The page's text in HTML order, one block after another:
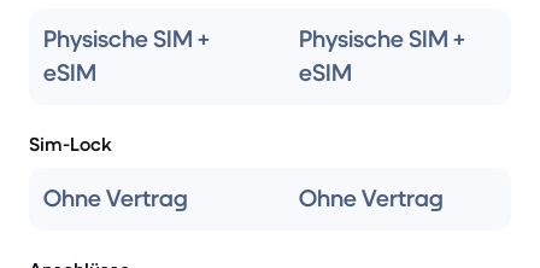
Physische SIM +
eSIM
Physische SIM +
eSIM
Sim-Lock
Ohne Vertrag Ohne Vertrag